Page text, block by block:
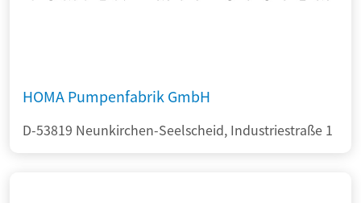
HOMA Pumpenfabrik GmbH
D-53819 Neunkirchen-Seelscheid, Industriestraße 1